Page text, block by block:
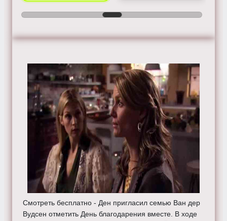
Смотреть бесплатно - Ден пригласил семью Ван дер
Вудсен отметить День благодарения вместе. В ходе